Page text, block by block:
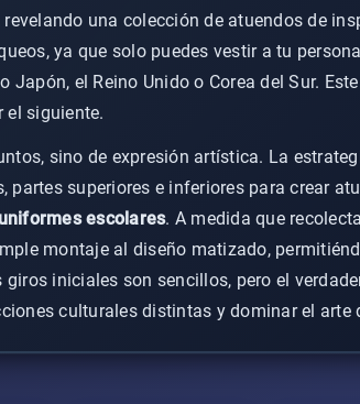
una colección de atuendos de
ya que solo puedes vestir a tu
Japón, el Reino Unido o Corea del Sur.
el siguiente.
sino de expresión artística. La
partes superiores e inferiores para crear
escolares. A medida que
montaje al diseño matizado,
iniciales son sencillos, pero el
culturales distintas y dominar el arte